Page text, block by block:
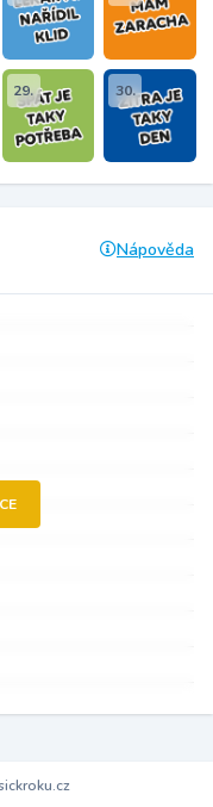
29. 30.
Nápověda